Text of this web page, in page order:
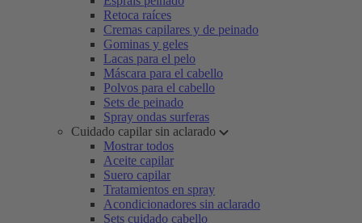
Retoca raíces
Cremas capilares y de peinado
Gominas y geles
Lacas para el pelo
Máscara para el cabello
Polvos para el cabello
Sets de peinado
Spray ondas surferas
Cuidado capilar sin aclarado
Mostrar todos
Aceite capilar
Suero capilar
Tratamientos en spray
Acondicionadores sin aclarado
Sets cuidado cabello